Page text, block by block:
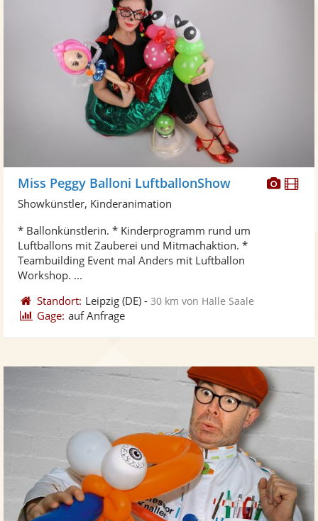
Miss Peggy Balloni LuftballonShow
Showkünstler, Kinderanimation
* Ballonkünstlerin. * Kinderprogramm rund um
Luftballons mit Zauberei und Mitmachaktion. *
Teambuilding Event mal Anders mit Luftballon
Workshop. ...
Standort: Leipzig (DE) -30 km von Halle Saale
Gage: auf Anfrage